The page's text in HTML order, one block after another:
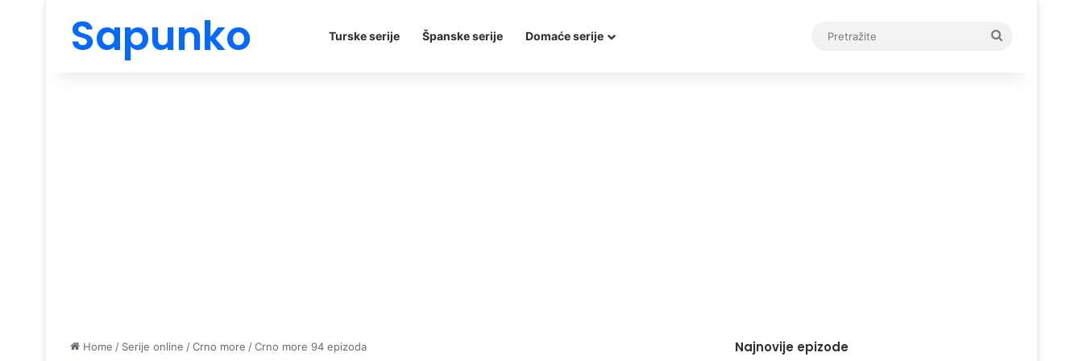
Sapunko Turske serije Španske serije Domaće serije
Home / Serije online /Crno more /Crno more 94 epizoda Najnovije epizode